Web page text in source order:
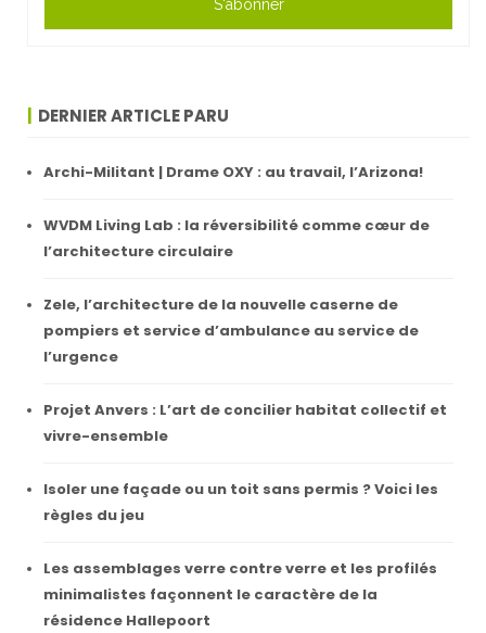
S'abonner
DERNIER ARTICLE PARU
Archi-Militant | Drame OXY : au travail, l’Arizona!
WVDM Living Lab : la réversibilité comme cœur de
l’architecture circulaire
Zele, l’architecture de la nouvelle caserne de
pompiers et service d’ambulance au service de
l’urgence
Projet Anvers : L’art de concilier habitat collectif et
vivre-ensemble
Isoler une façade ou un toit sans permis ? Voici les
règles du jeu
Les assemblages verre contre verre et les profilés
minimalistes façonnent le caractère de la
résidence Hallepoort